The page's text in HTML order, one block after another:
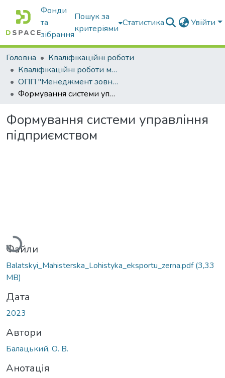
Фонди
та
зібрання
Пошук за
критеріями
Статистика Увійти
Головна
Кваліфікаційні роботи
Кваліфікаційні роботи магістрів
ОПП "Менеджмент зовнішньоекономічної діяльності"
Формування системи управління підприємством
Формування системи управління
підприємством
Вантажиться...
Файли
Balatskyi_Mahisterska_Lohistyka_eksportu_zerna.pdf(3,33
MB)
Дата
2023
Автори
Балацький, О. В.
Анотація